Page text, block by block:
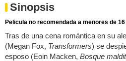
Sinopsis
Pelicula no recomendada a menores de 16
Tras de una cena romántica en su
(Megan Fox, Transformers) se
esposo (Eoin Macken, Bosque